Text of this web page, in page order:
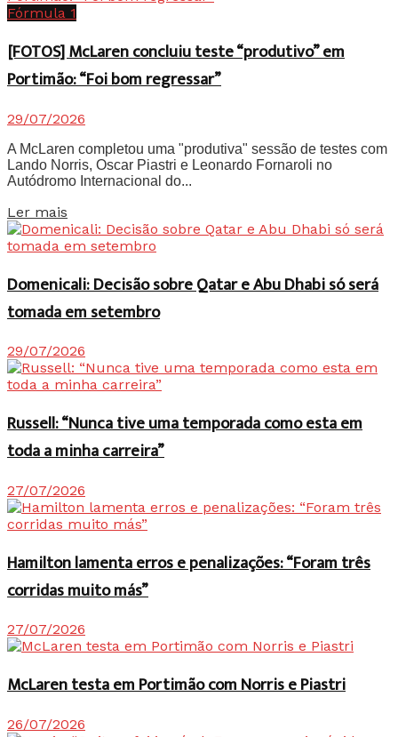
Fórmula 1
[FOTOS] McLaren concluiu teste “produtivo” em
Portimão: “Foi bom regressar”
29/07/2026
A McLaren completou uma "produtiva" sessão de testes com
Lando Norris, Oscar Piastri e Leonardo Fornaroli no
Autódromo Internacional do...
Ler mais
Domenicali: Decisão sobre Qatar e Abu Dhabi só será
tomada em setembro
29/07/2026
Russell: “Nunca tive uma temporada como esta em
toda a minha carreira”
27/07/2026
Hamilton lamenta erros e penalizações: “Foram três
corridas muito más”
27/07/2026
McLaren testa em Portimão com Norris e Piastri
26/07/2026